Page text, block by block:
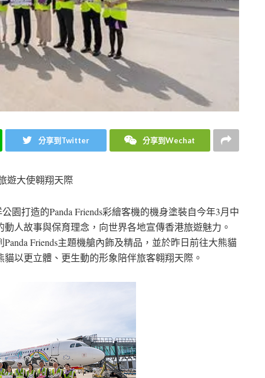
分享到Twitter 分享到Wechat
遊大使翱翔天際
園打造的Panda Friends彩繪客機的機身塗裝自今年3月中
人故事與保育理念，向世界各地宣傳香港旅遊魅力。
Friends主題機艙內飾及精品，並於昨日前往大熊貓
以更立體、更生動的形象陪伴旅客翱翔天際。